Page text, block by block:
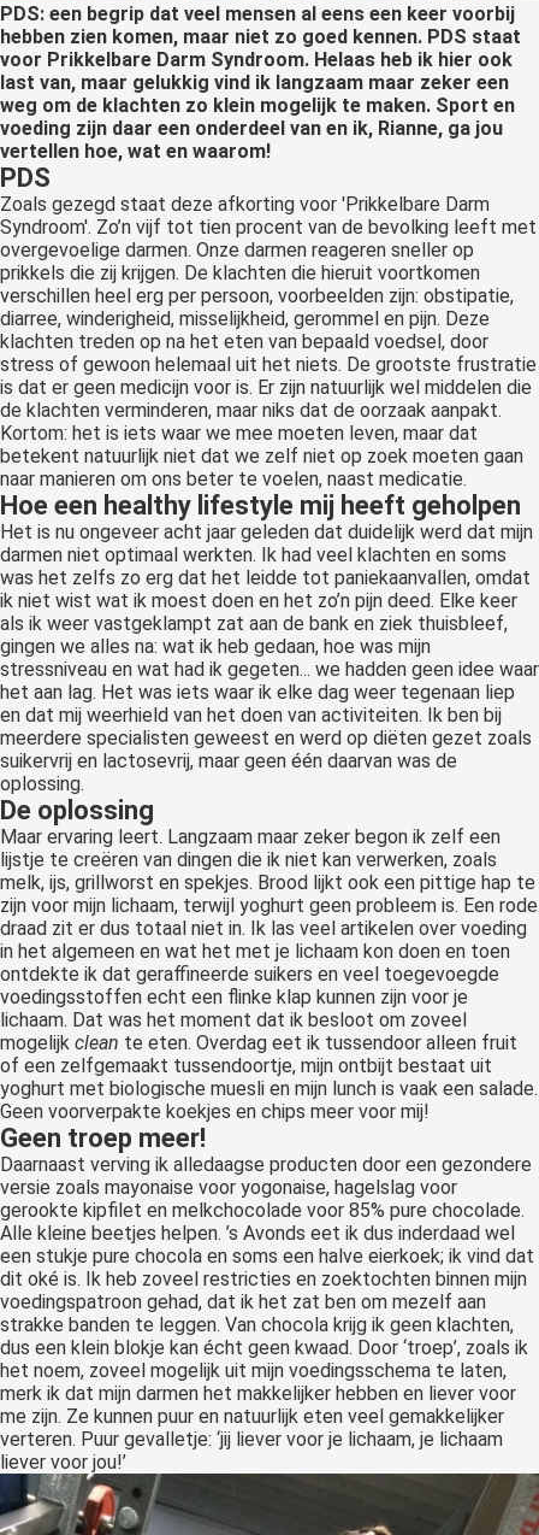
PDS: een begrip dat veel mensen al eens een keer voorbij
hebben zien komen, maar niet zo goed kennen. PDS staat
voor Prikkelbare Darm Syndroom. Helaas heb ik hier ook
last van, maar gelukkig vind ik langzaam maar zeker een
weg om de klachten zo klein mogelijk te maken. Sport en
voeding zijn daar een onderdeel van en ik, Rianne, ga jou
vertellen hoe, wat en waarom!
PDS
Zoals gezegd staat deze afkorting voor 'Prikkelbare Darm
Syndroom'. Zo’n vijf tot tien procent van de bevolking leeft met
overgevoelige darmen. Onze darmen reageren sneller op
prikkels die zij krijgen. De klachten die hieruit voortkomen
verschillen heel erg per persoon, voorbeelden zijn: obstipatie,
diarree, winderigheid, misselijkheid, gerommel en pijn. Deze
klachten treden op na het eten van bepaald voedsel, door
stress of gewoon helemaal uit het niets. De grootste frustratie
is dat er geen medicijn voor is. Er zijn natuurlijk wel middelen die
de klachten verminderen, maar niks dat de oorzaak aanpakt.
Kortom: het is iets waar we mee moeten leven, maar dat
betekent natuurlijk niet dat we zelf niet op zoek moeten gaan
naar manieren om ons beter te voelen, naast medicatie.
Hoe een healthy lifestyle mij heeft geholpen
Het is nu ongeveer acht jaar geleden dat duidelijk werd dat mijn
darmen niet optimaal werkten. Ik had veel klachten en soms
was het zelfs zo erg dat het leidde tot paniekaanvallen, omdat
ik niet wist wat ik moest doen en het zo’n pijn deed. Elke keer
als ik weer vastgeklampt zat aan de bank en ziek thuisbleef,
gingen we alles na: wat ik heb gedaan, hoe was mijn
stressniveau en wat had ik gegeten... we hadden geen idee waar
het aan lag. Het was iets waar ik elke dag weer tegenaan liep
en dat mij weerhield van het doen van activiteiten. Ik ben bij
meerdere specialisten geweest en werd op diëten gezet zoals
suikervrij en lactosevrij, maar geen één daarvan was de
oplossing.
De oplossing
Maar ervaring leert. Langzaam maar zeker begon ik zelf een
lijstje te creëren van dingen die ik niet kan verwerken, zoals
melk, ijs, grillworst en spekjes. Brood lijkt ook een pittige hap te
zijn voor mijn lichaam, terwijl yoghurt geen probleem is. Een rode
draad zit er dus totaal niet in. Ik las veel artikelen over voeding
in het algemeen en wat het met je lichaam kon doen en toen
ontdekte ik dat geraffineerde suikers en veel toegevoegde
voedingsstoffen echt een flinke klap kunnen zijn voor je
lichaam. Dat was het moment dat ik besloot om zoveel
mogelijk clean te eten. Overdag eet ik tussendoor alleen fruit
of een zelfgemaakt tussendoortje, mijn ontbijt bestaat uit
yoghurt met biologische muesli en mijn lunch is vaak een salade.
Geen voorverpakte koekjes en chips meer voor mij!
Geen troep meer!
Daarnaast verving ik alledaagse producten door een gezondere
versie zoals mayonaise voor yogonaise, hagelslag voor
gerookte kipfilet en melkchocolade voor 85% pure chocolade.
Alle kleine beetjes helpen. ’s Avonds eet ik dus inderdaad wel
een stukje pure chocola en soms een halve eierkoek; ik vind dat
dit oké is. Ik heb zoveel restricties en zoektochten binnen mijn
voedingspatroon gehad, dat ik het zat ben om mezelf aan
strakke banden te leggen. Van chocola krijg ik geen klachten,
dus een klein blokje kan écht geen kwaad. Door ‘troep’, zoals ik
het noem, zoveel mogelijk uit mijn voedingsschema te laten,
merk ik dat mijn darmen het makkelijker hebben en liever voor
me zijn. Ze kunnen puur en natuurlijk eten veel gemakkelijker
verteren. Puur gevalletje: ‘jij liever voor je lichaam, je lichaam
liever voor jou!’